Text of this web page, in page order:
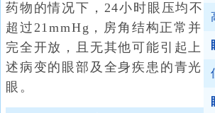
药物的情况下，24小时眼压均不
超过21mmHg，房角结构正常并
完全开放，且无其他可能引起上
述病变的眼部及全身疾患的青光
眼。